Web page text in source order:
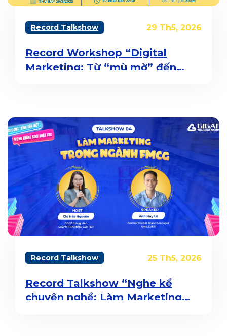
Record Talkshow 29 Th5, 2026
Record Workshop “Digital
Marketing: Từ “mù mờ” đến
Record Talkshow 25 Th5, 2026
Record Talkshow “Nghe kể
chuyện nghề: Làm Marketing